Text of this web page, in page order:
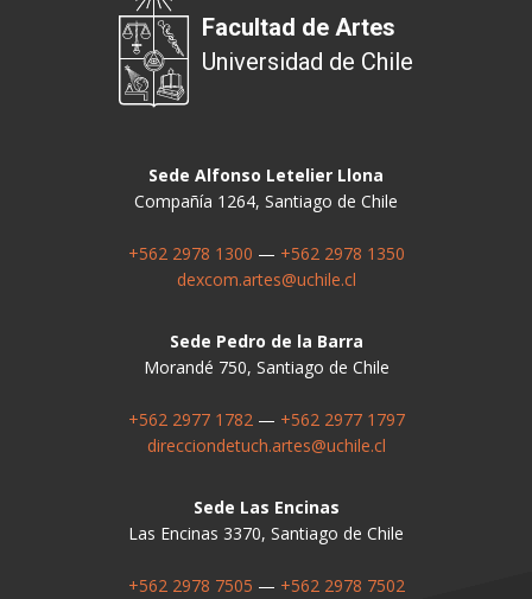
Facultad de Artes
Universidad de Chile
Sede Alfonso Letelier Llona
Compañía 1264, Santiago de Chile
+562 2978 1300 — +562 2978 1350
dexcom.artes@uchile.cl
Sede Pedro de la Barra
Morandé 750, Santiago de Chile
+562 2977 1782— +562 2977 1797
direcciondetuch.artes@uchile.cl
Sede Las Encinas
Las Encinas 3370, Santiago de Chile
+562 2978 7505 — +562 2978 7502